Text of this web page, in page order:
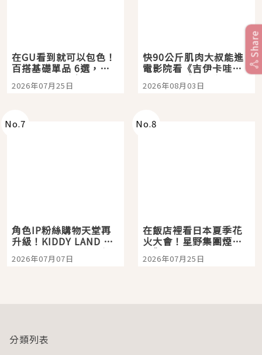
在GU看到就可以包色！
百搭基礎單品 6選，閉
眼全收也不心疼
2026年07月25日
快90公斤肌肉大叔能進
電影院看《吉伊卡哇》
嗎？日本重金屬樂團
「打首」會長與nagano
2026年08月03日
No.7
角色IP粉絲購物天堂再
升級！KIDDY LAND 原
宿店吉伊卡哇迎客，新
開幕 OMOKADO 店3分
2026年07月07日
No.8
在飯店裡看日本夏季花
火大會！星野集團煙火
景觀飯店6選，讓你不用
人擠人悠閒欣賞
2026年07月25日
Share
分類列表